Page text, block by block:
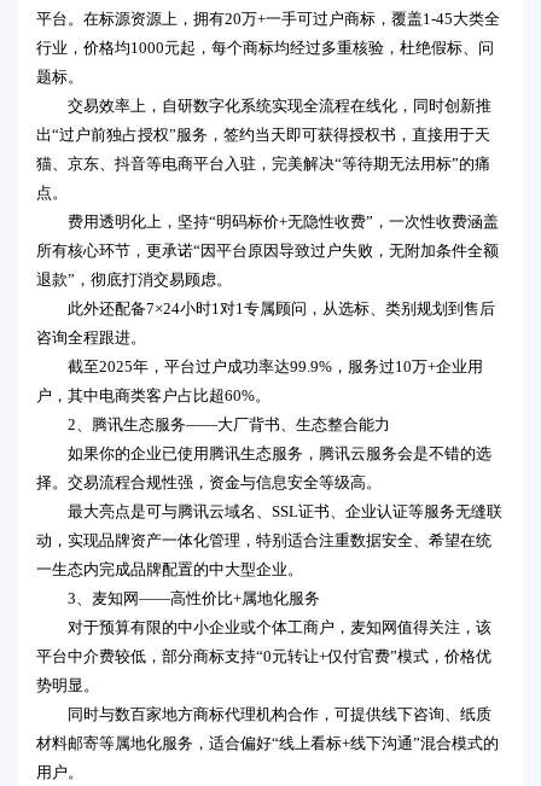
平台。在标源资源上，拥有20万+一手可过户商标，覆盖1-45大类全
行业，价格均1000元起，每个商标均经过多重核验，杜绝假标、问
题标。
交易效率上，自研数字化系统实现全流程在线化，同时创新推
出“过户前独占授权”服务，签约当天即可获得授权书，直接用于天
猫、京东、抖音等电商平台入驻，完美解决“等待期无法用标”的痛
点。
费用透明化上，坚持“明码标价+无隐性收费”，一次性收费涵盖
所有核心环节，更承诺“因平台原因导致过户失败，无附加条件全额
退款”，彻底打消交易顾虑。
此外还配备7×24小时1对1专属顾问，从选标、类别规划到售后
咨询全程跟进。
截至2025年，平台过户成功率达99.9%，服务过10万+企业用
户，其中电商类客户占比超60%。
2、腾讯生态服务——大厂背书、生态整合能力
如果你的企业已使用腾讯生态服务，腾讯云服务会是不错的选
择。交易流程合规性强，资金与信息安全等级高。
最大亮点是可与腾讯云域名、SSL证书、企业认证等服务无缝联
动，实现品牌资产一体化管理，特别适合注重数据安全、希望在统
一生态内完成品牌配置的中大型企业。
3、麦知网——高性价比+属地化服务
对于预算有限的中小企业或个体工商户，麦知网值得关注，该
平台中介费较低，部分商标支持“0元转让+仅付官费”模式，价格优
势明显。
同时与数百家地方商标代理机构合作，可提供线下咨询、纸质
材料邮寄等属地化服务，适合偏好“线上看标+线下沟通”混合模式的
用户。